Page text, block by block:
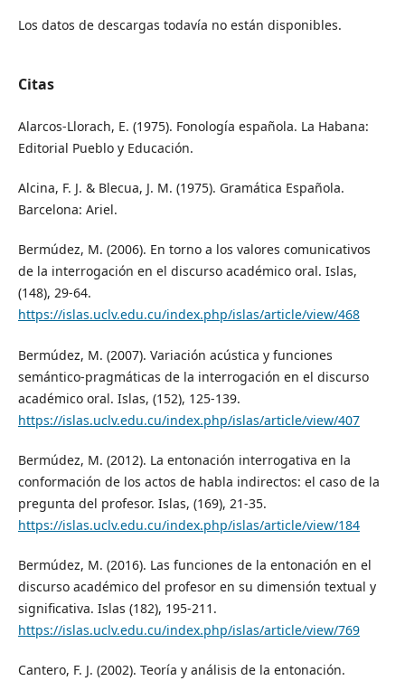
Los datos de descargas todavía no están disponibles.
Citas
Alarcos-Llorach, E. (1975). Fonología española. La Habana:
Editorial Pueblo y Educación.
Alcina, F. J. & Blecua, J. M. (1975). Gramática Española.
Barcelona: Ariel.
Bermúdez, M. (2006). En torno a los valores comunicativos
de la interrogación en el discurso académico oral. Islas,
(148), 29-64.
https://islas.uclv.edu.cu/index.php/islas/article/view/468
Bermúdez, M. (2007). Variación acústica y funciones
semántico-pragmáticas de la interrogación en el discurso
académico oral. Islas, (152), 125-139.
https://islas.uclv.edu.cu/index.php/islas/article/view/407
Bermúdez, M. (2012). La entonación interrogativa en la
conformación de los actos de habla indirectos: el caso de la
pregunta del profesor. Islas, (169), 21-35.
https://islas.uclv.edu.cu/index.php/islas/article/view/184
Bermúdez, M. (2016). Las funciones de la entonación en el
discurso académico del profesor en su dimensión textual y
significativa. Islas (182), 195-211.
https://islas.uclv.edu.cu/index.php/islas/article/view/769
Cantero, F. J. (2002). Teoría y análisis de la entonación.